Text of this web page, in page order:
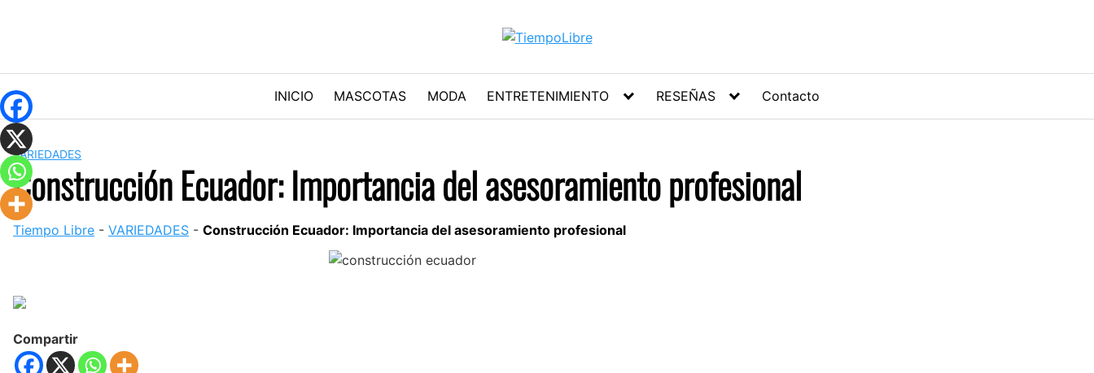
INICIO MASCOTAS MODA ENTRETENIMIENTO RESEÑAS Contacto
VARIEDADES
Construcción Ecuador: Importancia del asesoramiento profesional
Tiempo Libre - VARIEDADES - Construcción Ecuador: Importancia del asesoramiento profesional
Compartir